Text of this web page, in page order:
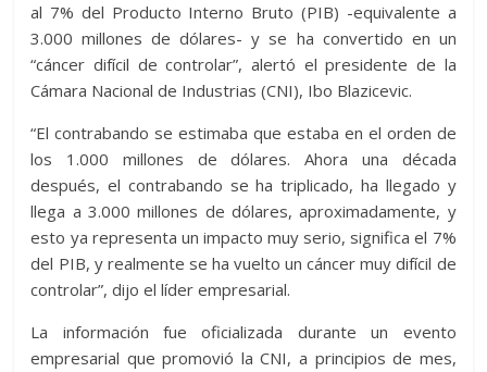
al 7% del Producto Interno Bruto (PIB) -equivalente a
3.000 millones de dólares- y se ha convertido en un
“cáncer difícil de controlar”, alertó el presidente de la
Cámara Nacional de Industrias (CNI), Ibo Blazicevic.
“El contrabando se estimaba que estaba en el orden de
los 1.000 millones de dólares. Ahora una década
después, el contrabando se ha triplicado, ha llegado y
llega a 3.000 millones de dólares, aproximadamente, y
esto ya representa un impacto muy serio, significa el 7%
del PIB, y realmente se ha vuelto un cáncer muy difícil de
controlar”, dijo el líder empresarial.
La información fue oficializada durante un evento
empresarial que promovió la CNI, a principios de mes,